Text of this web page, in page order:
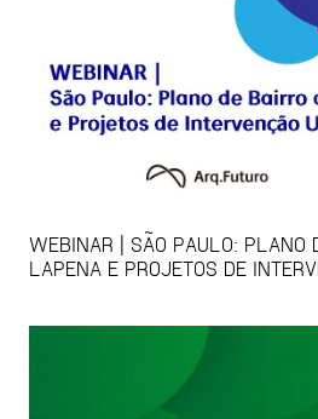
WEBINAR | SÃO PAULO: PLANO
LAPENA E PROJETOS DE